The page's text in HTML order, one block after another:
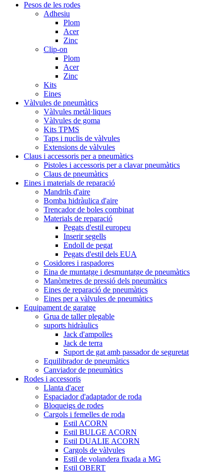
Pesos de les rodes
Adhesiu
Plom
Acer
Zinc
Clip-on
Plom
Acer
Zinc
Kits
Eines
Vàlvules de pneumàtics
Vàlvules metàl·liques
Vàlvules de goma
Kits TPMS
Taps i nuclis de vàlvules
Extensions de vàlvules
Claus i accessoris per a pneumàtics
Pistoles i accessoris per a clavar pneumàtics
Claus de pneumàtics
Eines i materials de reparació
Mandrils d'aire
Bomba hidràulica d'aire
Trencador de boles combinat
Materials de reparació
Pegats d'estil europeu
Inserir segells
Endoll de pegat
Pegats d'estil dels EUA
Cosidores i raspadores
Eina de muntatge i desmuntatge de pneumàtics
Manòmetres de pressió dels pneumàtics
Eines de reparació de pneumàtics
Eines per a vàlvules de pneumàtics
Equipament de garatge
Grua de taller plegable
suports hidràulics
Jack d'ampolles
Jack de terra
Suport de gat amb passador de seguretat
Equilibrador de pneumàtics
Canviador de pneumàtics
Rodes i accessoris
Llanta d'acer
Espaciador d'adaptador de roda
Bloqueigs de rodes
Cargols i femelles de roda
Estil ACORN
Estil BULGE ACORN
Estil DUALIE ACORN
Cargols de vàlvules
Estil de volandera fixada a MG
Estil OBERT